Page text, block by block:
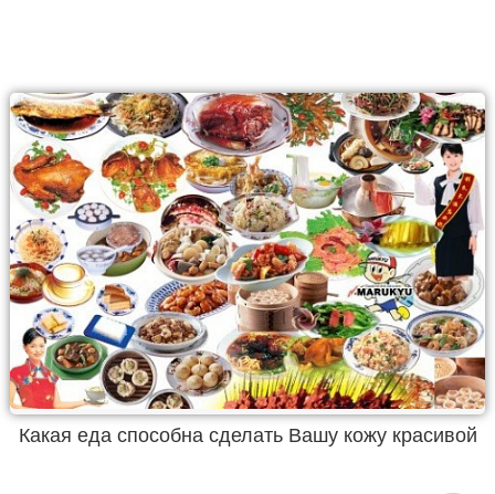
Какая еда способна сделать Вашу кожу красивой